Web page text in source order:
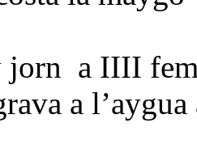
jorn a IIII
a